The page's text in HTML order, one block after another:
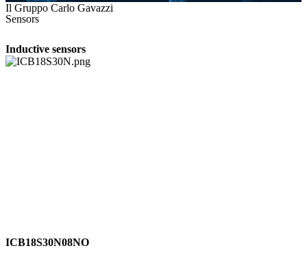
Il Gruppo Carlo Gavazzi
Sensors
Inductive sensors
ICB18S30N08NO